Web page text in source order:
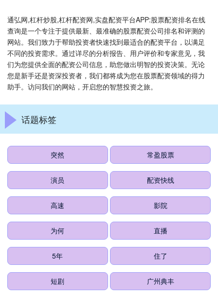
通弘网,杠杆炒股,杠杆配资网,实盘配资平台APP:股票配资排名在线
查询是一个专注于提供最新、最准确的股票配资公司排名和评测的
网站。我们致力于帮助投资者快速找到最适合的配资平台，以满足
不同的投资需求。通过详尽的分析报告、用户评价和专家意见，我
们为您提供全面的配资公司信息，助您做出明智的投资决策。无论
您是新手还是资深投资者，我们都将成为您在股票配资领域的得力
助手。访问我们的网站，开启您的智慧投资之旅。
话题标签
突然 常盈股票
演员 配资快线
高速 影院
为何 直播
5年 住了
短剧 广州典丰